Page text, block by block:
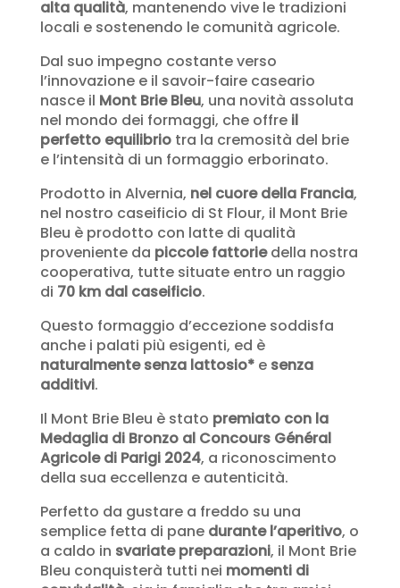
alta qualità, mantenendo vive le tradizioni
locali e sostenendo le comunità agricole.
Dal suo impegno costante verso
l’innovazione e il savoir-faire caseario
nasce il Mont Brie Bleu, una novità assoluta
nel mondo dei formaggi, che offre il
perfetto equilibriotra la cremosità del brie
e l’intensità di un formaggio erborinato.
Prodotto in Alvernia, nel cuore della Francia,
nel nostro caseificio di St Flour, il Mont Brie
Bleu è prodotto con latte di qualità
proveniente da piccole fattoriedella nostra
cooperativa, tutte situate entro un raggio
di 70 km dal caseificio.
Questo formaggio d’eccezione soddisfa
anche i palati più esigenti, ed è
naturalmente senza lattosio* e senza
additivi.
Il Mont Brie Bleu è stato premiato con la
Medaglia di Bronzo al Concours Général
Agricole di Parigi 2024, a riconoscimento
della sua eccellenza e autenticità.
Perfetto da gustare a freddo su una
semplice fetta di pane durante l’aperitivo, o
a caldo in svariate preparazioni, il Mont Brie
Bleu conquisterà tutti nei momenti di